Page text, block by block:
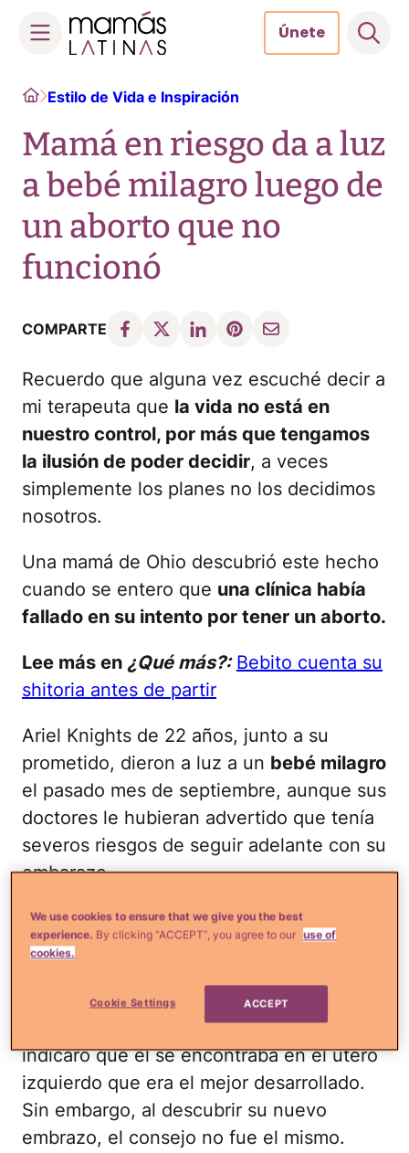
content
Únete
HomeEstilo de Vida e Inspiración
Mamá en riesgo da a luz
a bebé milagro luego de
un aborto que no
funcionó
COMPARTE
Recuerdo que alguna vez escuché decir a
mi terapeuta que la vida no está en
nuestro control, por más que tengamos
la ilusión de poder decidir, a veces
simplemente los planes no los decidimos
nosotros.
Una mamá de Ohio descubrió este hecho
cuando se entero que una clínica había
fallado en su intento por tener un aborto.
Lee más en ¿Qué más?: Bebito cuenta su
shitoria antes de partir
Ariel Knights de 22 años, junto a su
prometido, dieron a luz a un bebé milagro
el pasado mes de septiembre, aunque sus
doctores le hubieran advertido que tenía
severos riesgos de seguir adelante con su
embarazo.
Todo comenzó cuandoKnights descubrió
que tenía una condición médica poco
estar embarazada de su primer hijo, que
logró nacer gracias a que sus médicos le
indicaro que él se encontraba en el útero
izquierdo que era el mejor desarrollado.
Sin embargo, al descubrir su nuevo
embrazo, el consejo no fue el mismo.
We use cookies to ensure that we give you the best
experience. By clicking “ACCEPT”, you agree to our use of
cookies.
Cookie Settings ACCEPT